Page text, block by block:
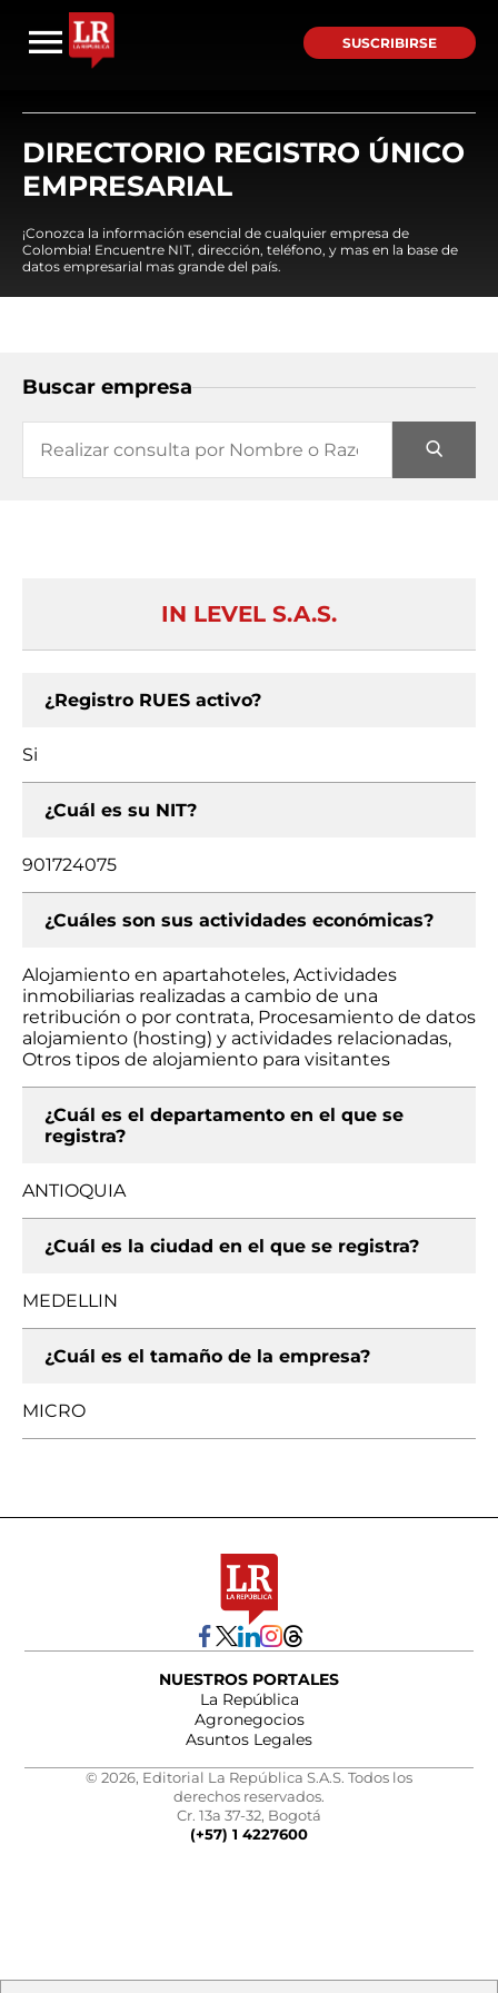
SUSCRIBIRSE
DIRECTORIO REGISTRO ÚNICO
EMPRESARIAL
¡Conozca la información esencial de cualquier empresa de
Colombia! Encuentre NIT, dirección, teléfono, y mas en la base de
datos empresarial mas grande del país.
Buscar empresa
IN LEVEL S.A.S.
¿Registro RUES activo?
Si
¿Cuál es su NIT?
901724075
¿Cuáles son sus actividades económicas?
Alojamiento en apartahoteles, Actividades
inmobiliarias realizadas a cambio de una
retribución o por contrata, Procesamiento de datos
alojamiento (hosting) y actividades relacionadas,
Otros tipos de alojamiento para visitantes
¿Cuál es el departamento en el que se
registra?
ANTIOQUIA
¿Cuál es la ciudad en el que se registra?
MEDELLIN
¿Cuál es el tamaño de la empresa?
MICRO
NUESTROS PORTALES
La República
Agronegocios
Asuntos Legales
© 2026, Editorial La República S.A.S. Todos los
derechos reservados.
Cr. 13a 37-32, Bogotá
(+57) 1 4227600